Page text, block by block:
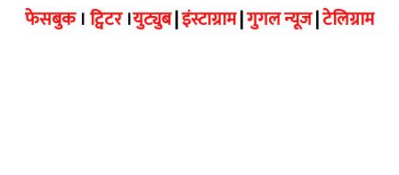
फेसबुक।ट्विटर।युट्युब|इंस्टाग्राम|गुगल न्यूज|टेलिग्राम